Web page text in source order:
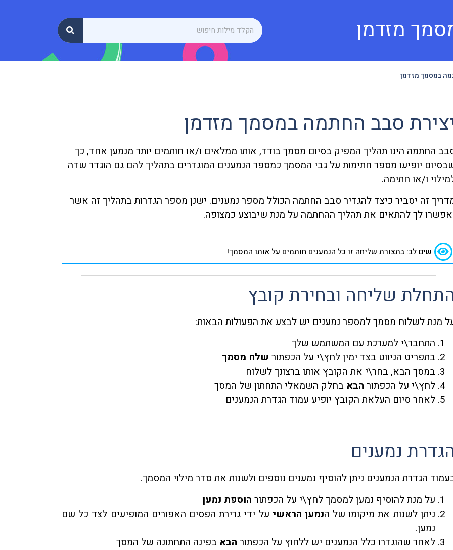
מזדמן
במסמך מזדמן
סבב החתמה במסמך מזדמן
החתמה הינו תהליך המפיק בסיום מסמך בודד, אותו ממלאים ו/או חותמים יותר מנמען אחד, כך
יופיעו מספר חתימות על גבי המסמך כמספר הנמענים המוגדרים בתהליך להם גם הוגדר שדה
ו/או חתימה.
זה יסביר כיצד להגדיר סבב החתמה הכולל מספר נמענים. ישנן מספר הגדרות בתהליך זה אשר
לך להתאים את תהליך ההחתמה על מנת שיבוצע כמצופה.
שים לב: בתצורת שליחה זו כל הנמענים חותמים על אותו המסמך!
שליחה ובחירת קובץ
מנת לשלוח מסמך למספר נמענים יש לבצע את הפעולות הבאות:
התחבר\י למערכת עם המשתמש שלך
בתפריט הניווט בצד ימין לחץ\י על הכפתור שלח מסמך
במסך הבא, בחר\י את הקובץ אותו ברצונך לשלוח
לחץ\י על הכפתור הבא בחלק השמאלי התחתון של המסך
לאחר סיום העלאת הקובץ יופיע עמוד הגדרת הנמענים
נמענים
הגדרת הנמענים ניתן להוסיף נמענים נוספים ולשנות את סדר מילוי המסמך.
על מנת להוסיף נמען למסמך לחץ\י על הכפתור הוספת נמען
ניתן לשנות את מיקומו של הנמען הראשי על ידי גרירת הפסים האפורים המופיעים לצד כל שם
נמען.
לאחר שהוגדרו כלל הנמענים יש ללחוץ על הכפתור הבא בפינה התחתונה של המסך